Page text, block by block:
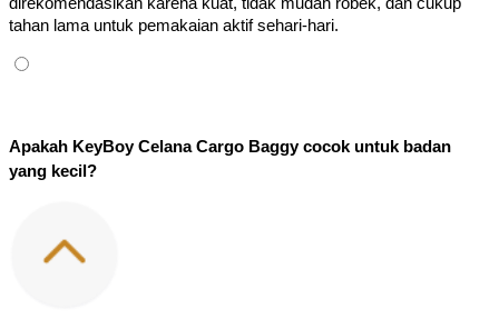
tahan lama untuk pemakaian aktif sehari-hari.
Apakah KeyBoy Celana Cargo Baggy cocok untuk badan
yang kecil?